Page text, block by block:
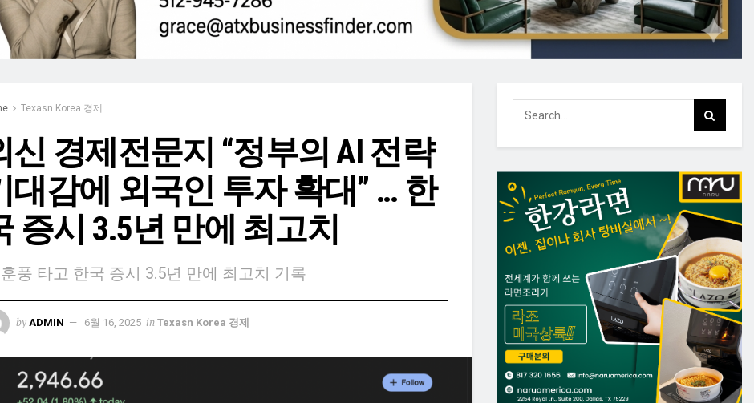
Texasn Korea 경제
신 경제전문지 “정부의 AI 전략
대감에 외국인 투자 확대” … 한
증시 3.5년 만에 최고치
풍 타고 한국 증시 3.5년 만에 최고치 기록
by ADMIN 6월 16, 2025 in Texasn Korea 경제